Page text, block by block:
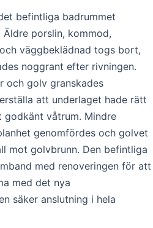
befintliga badrummet
porslin, kommod,
väggbeklädnad togs bort,
noggrant efter rivningen.
och golv granskades
att underlaget hade rätt
våtrum. Mindre
genomfördes och golvet
mot golvbrunn. Den befintliga
med renoveringen för att
med det nya
säker anslutning i hela